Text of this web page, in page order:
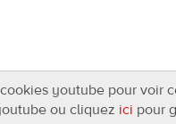
youtube pour voir
ou cliquez ici pour